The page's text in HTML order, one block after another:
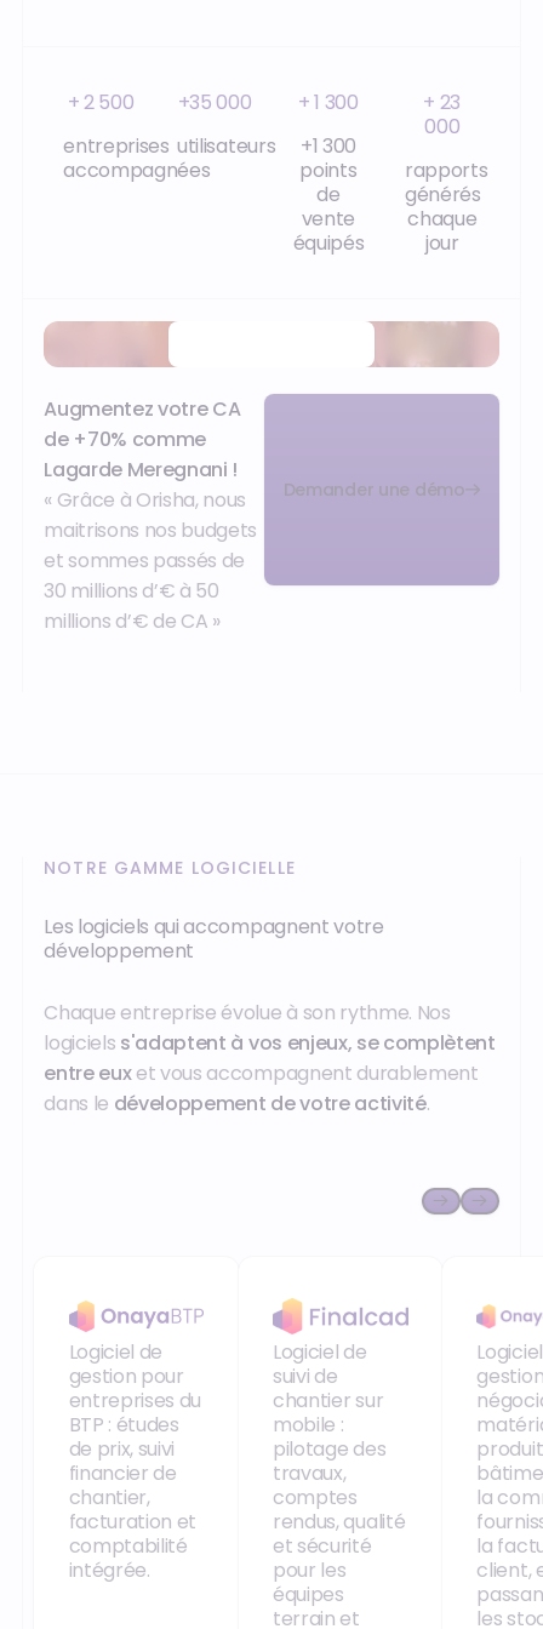
+ 2 500
entreprises
accompagnées
+35 000
utilisateurs
+ 1 300
+1 300
points
de
vente
équipés
+ 23
000
rapports
générés
chaque
jour
Augmentez votre CA
de +70% comme
Lagarde Meregnani !
« Grâce à Orisha, nous
maitrisons nos budgets
et sommes passés de
30 millions d’€ à 50
millions d’€ de CA »
Demander une démo
NOTRE GAMME LOGICIELLE
Les logiciels qui accompagnent votre
développement
Chaque entreprise évolue à son rythme. Nos
logiciels s'adaptent à vos enjeux, se complètent
entre euxet vous accompagnent durablement
dans le développement de votre activité.
Logiciel de
gestion pour
entreprises du
BTP : études
de prix, suivi
financier de
chantier,
facturation et
comptabilité
intégrée.
Finalcad
Logiciel de
suivi de
chantier sur
mobile :
pilotage des
travaux,
comptes
rendus, qualité
et sécurité
pour les
équipes
terrain et
la
la
client,
les